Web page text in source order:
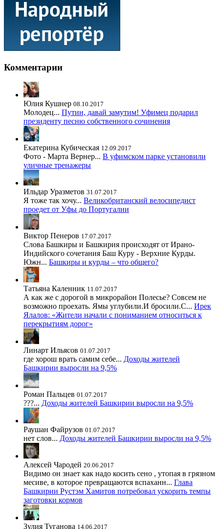
Комментарии
Юлия Кушнер 08.10.2017
Молодец... Путин, давай замутим! Уфимец подарил
президенту песню собственного сочинения
Екатерина Кубическая 12.09.2017
Фото - Марта Вернер... В уфимском парке установили
уличные тренажеры
Ильдар Уразметов 31.07.2017
Я тоже так хочу... Великобританский велосипедист
проедет от Уфы до Португалии
Виктор Пенеров 17.07.2017
Слова Башкиры и Башкирия происходят от Ирано-
Индийского сочетания Баш Куру - Верхние Курды.
Южн... Башкиры и курды – что общего?
Татьяна Каленник 11.07.2017
А как же с дорогой в микрорайон Полесье? Совсем не
возможно проехать. Ямы углубили.И бросили.С... Ирек
Ялалов: «Жители начали с пониманием относиться к
перекрытиям дорог»
Линарт Ильясов 01.07.2017
где хорош врать самим себе... Доходы жителей
Башкирии выросли на 9,5%
Роман Пальцев 01.07.2017
???... Доходы жителей Башкирии выросли на 9,5%
Раушан Файрузов 01.07.2017
нет слов... Доходы жителей Башкирии выросли на 9,5%
Алексей Чародей 20.06.2017
Видимо он знает как надо косить сено , утопая в грязном
месиве, в которое превращаются вспаханн... Глава
Башкирии Рустэм Хамитов потребовал ускорить темпы
заготовки кормов
Зулия Туганова 14.06.2017